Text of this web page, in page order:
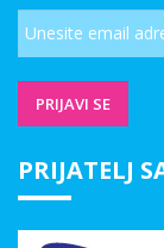
PRIJATELJ